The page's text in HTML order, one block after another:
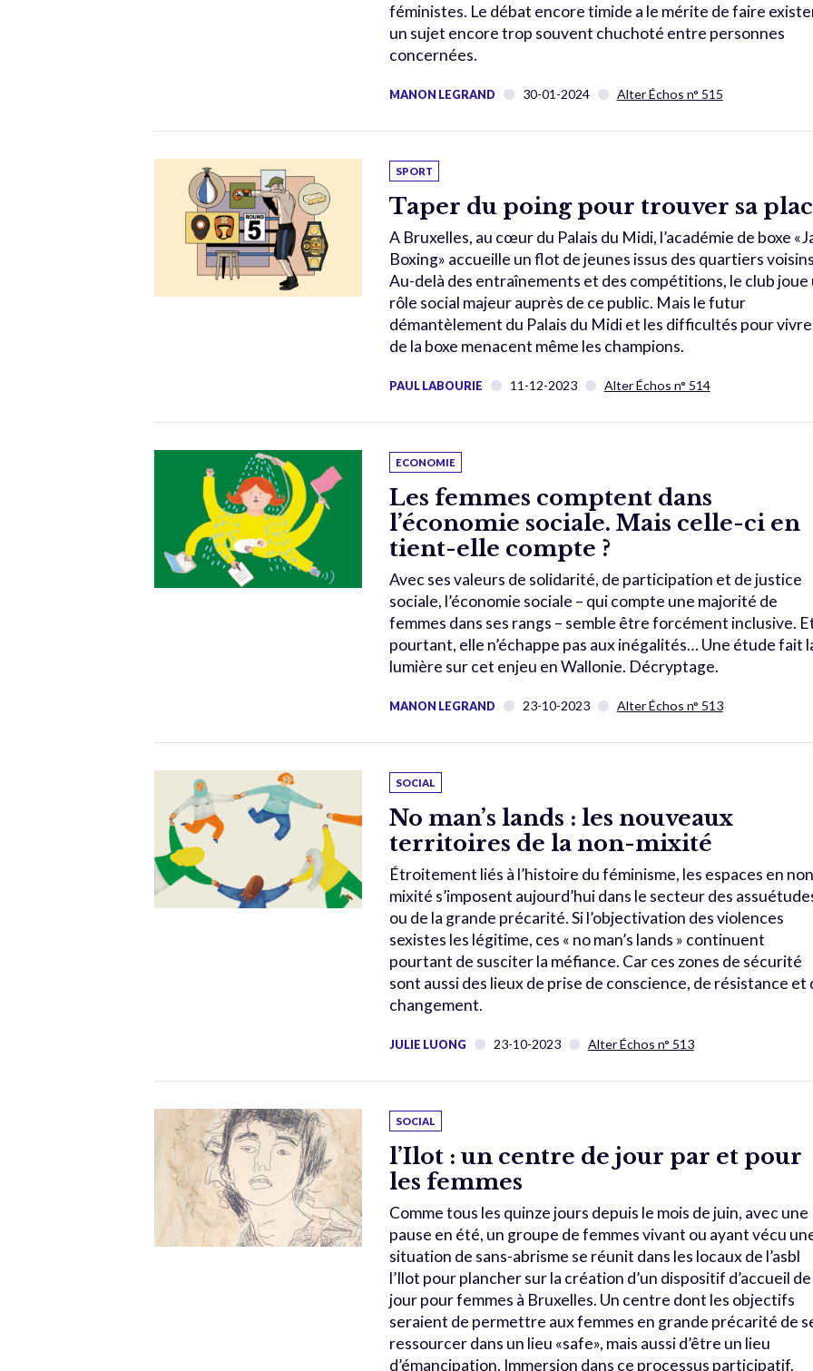
féministes. Le débat encore timide a le mérite de faire
un sujet encore trop souvent chuchoté entre personnes
concernées.
MANON LEGRAND 30-01-2024 Alter Échos n° 515
SPORT
Taper du poing pour trouver sa
A Bruxelles, au cœur du Palais du Midi, l’académie de boxe
Boxing» accueille un flot de jeunes issus des quartiers
Au-delà des entraînements et des compétitions, le club joue
rôle social majeur auprès de ce public. Mais le futur
démantèlement du Palais du Midi et les difficultés pour vivre
de la boxe menacent même les champions.
PAUL LABOURIE 11-12-2023 Alter Échos n° 514
ECONOMIE
Les femmes comptent dans
l’économie sociale. Mais celle-ci en
tient-elle compte ?
Avec ses valeurs de solidarité, de participation et de justice
sociale, l’économie sociale – qui compte une majorité de
femmes dans ses rangs – semble être forcément inclusive.
pourtant, elle n’échappe pas aux inégalités… Une étude fait
lumière sur cet enjeu en Wallonie. Décryptage.
MANON LEGRAND 23-10-2023 Alter Échos n° 513
SOCIAL
No man’s lands : les nouveaux
territoires de la non-mixité
Étroitement liés à l’histoire du féminisme, les espaces en
mixité s’imposent aujourd’hui dans le secteur des
ou de la grande précarité. Si l’objectivation des violences
sexistes les légitime, ces « no man’s lands » continuent
pourtant de susciter la méfiance. Car ces zones de sécurité
sont aussi des lieux de prise de conscience, de résistance et
changement.
JULIE LUONG 23-10-2023 Alter Échos n° 513
SOCIAL
l’Ilot : un centre de jour par et pour
les femmes
Comme tous les quinze jours depuis le mois de juin, avec une
pause en été, un groupe de femmes vivant ou ayant vécu
situation de sans-abrisme se réunit dans les locaux de l’asbl
l’Ilot pour plancher sur la création d’un dispositif d’accueil de
jour pour femmes à Bruxelles. Un centre dont les objectifs
seraient de permettre aux femmes en grande précarité de
ressourcer dans un lieu «safe», mais aussi d’être un lieu
d’émancipation. Immersion dans ce processus participatif.